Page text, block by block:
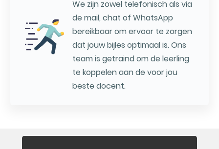
We zijn zowel telefonisch als via
de mail, chat of WhatsApp
bereikbaar om ervoor te zorgen
dat jouw bijles optimaal is. Ons
team is getraind om de leerling
te koppelen aan de voor jou
beste docent.